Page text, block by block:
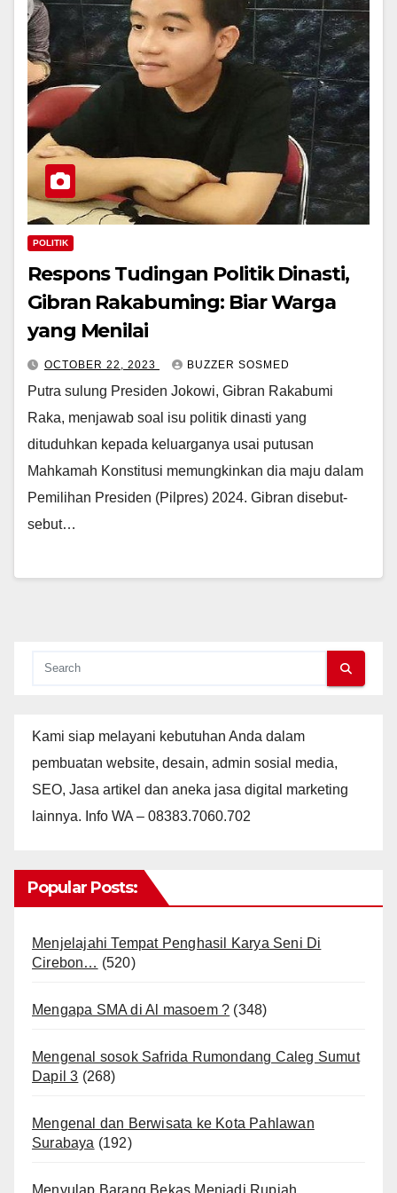
POLITIK
Respons Tudingan Politik Dinasti,
Gibran Rakabuming: Biar Warga
yang Menilai
OCTOBER 22, 2023 BUZZER SOSMED
Putra sulung Presiden Jokowi, Gibran Rakabumi
Raka, menjawab soal isu politik dinasti yang
dituduhkan kepada keluarganya usai putusan
Mahkamah Konstitusi memungkinkan dia maju dalam
Pemilihan Presiden (Pilpres) 2024. Gibran disebut-
sebut…
Kami siap melayani kebutuhan Anda dalam
pembuatan website, desain, admin sosial media,
SEO, Jasa artikel dan aneka jasa digital marketing
lainnya. Info WA – 08383.7060.702
Popular Posts:
Menjelajahi Tempat Penghasil Karya Seni Di
Cirebon… (520)
Mengapa SMA di Al masoem ? (348)
Mengenal sosok Safrida Rumondang Caleg Sumut
Dapil 3 (268)
Mengenal dan Berwisata ke Kota Pahlawan
Surabaya (192)
Menyulap Barang Bekas Menjadi Rupiah